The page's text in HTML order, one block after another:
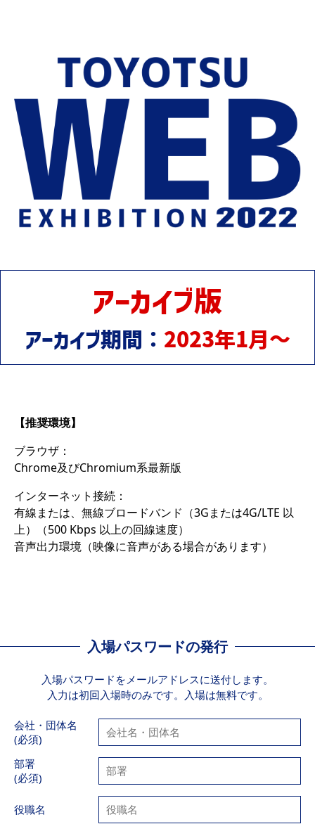
アーカイブ版
アーカイブ期間： 2023年1月～
【推奨環境】
ブラウザ：
Chrome及びChromium系最新版
インターネット接続：
有線または、無線ブロードバンド（3Gまたは4G/LTE 以
上）（500 Kbps 以上の回線速度）
音声出力環境（映像に音声がある場合があります）
入場パスワードの発行
入場パスワードをメールアドレスに送付します。
入力は初回入場時のみです。入場は無料です。
会社・団体名
(必須)
部署
(必須)
役職名